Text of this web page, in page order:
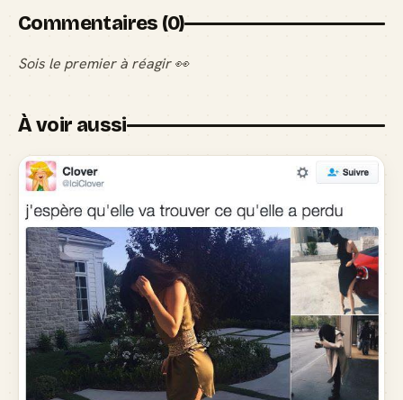
Commentaires (0)
Sois le premier à réagir 👀
À voir aussi